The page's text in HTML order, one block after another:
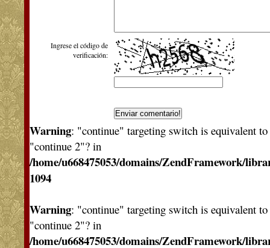
Ingrese el código de
verificación:
Warning: "continue" targeting switch is equivalent
"continue 2"? in
/home/u668475053/domains/ZendFramework/
1094
Warning: "continue" targeting switch is equivalent
"continue 2"? in
/home/u668475053/domains/ZendFramework/